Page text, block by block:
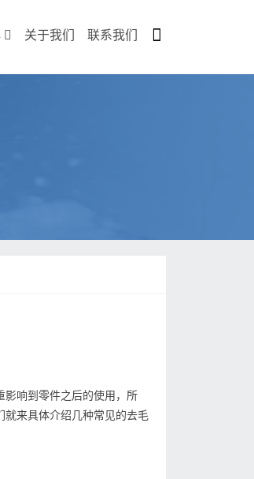
关于我们 联系我们
影响到零件之后的使用，所
来具体介绍几种常见的去毛